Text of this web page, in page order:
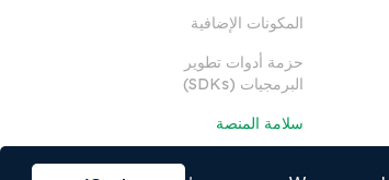
المكونات الإضافية
حزمة أدوات تطوير
البرمجيات (SDKs)
سلامة المنصة